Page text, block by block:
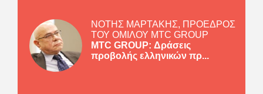
ΝΟΤΗΣ ΜΑΡΤΑΚΗΣ, ΠΡΟΕΔΡΟΣ
ΤΟΥ ΟΜΙΛΟΥ MTC GROUP
MTC GROUP: Δράσεις
προβολής ελληνικών πρ...